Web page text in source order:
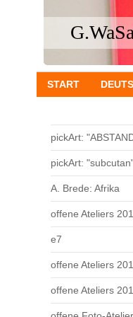
START
pickArt:
pickArt:
A. Brede: Afrika
offene Ateliers
e7
offene Ateliers
offene Ateliers